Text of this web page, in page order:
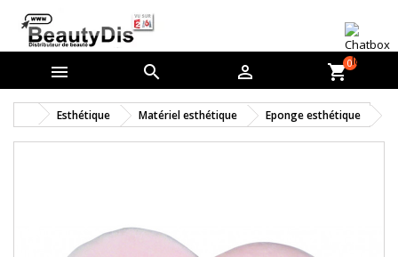
   shopping_cart0
Esthétique Matériel esthétique Eponge esthétique